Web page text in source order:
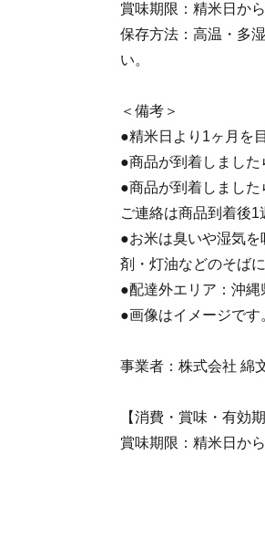
賞味期限：精米日か
保存方法：高温・多
い。
＜備考＞
●精米日より1ヶ月を
●商品が到着しました
●商品が到着しまし
ご連絡は商品到着後1
●お米は臭いや湿気
剤・灯油などのそば
●配達外エリア：沖縄
●画像はイメージです
事業者：株式会社 綿
【消費・賞味・有効期
賞味期限：精米日か